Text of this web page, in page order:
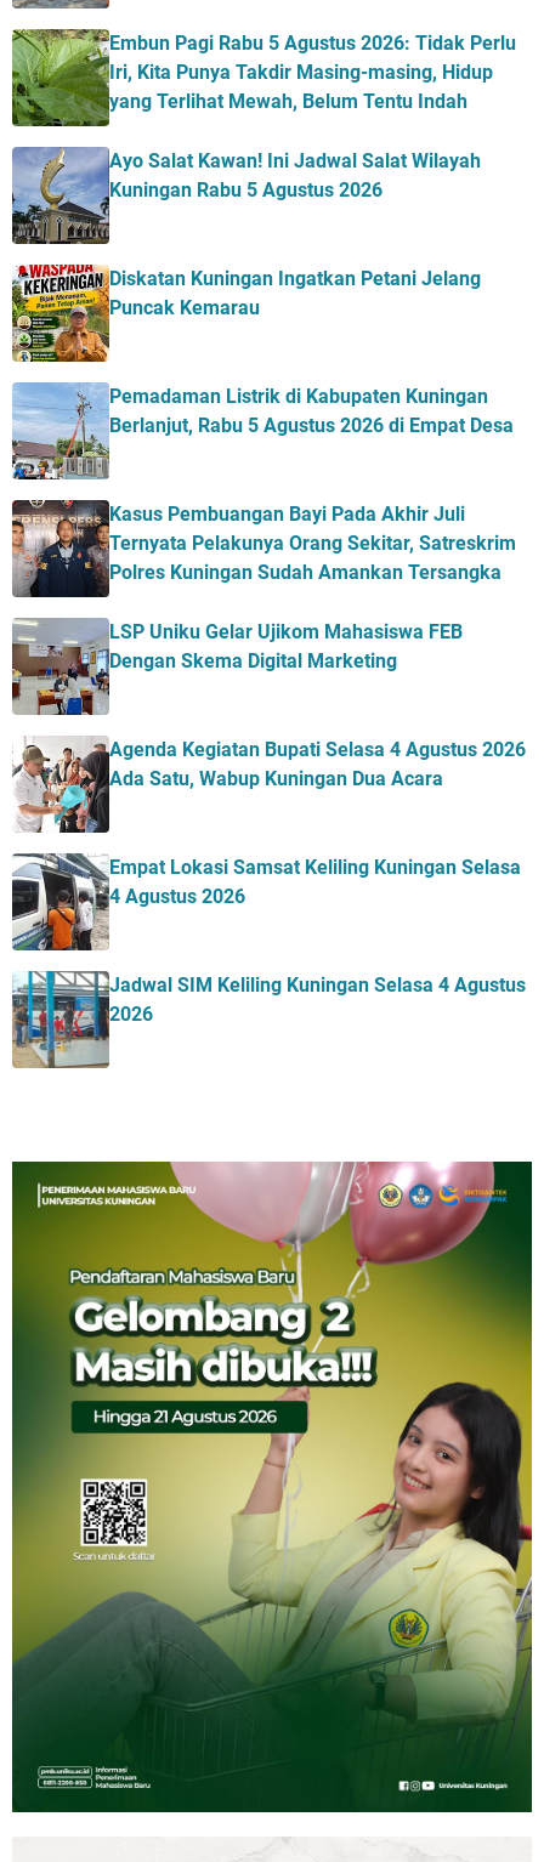
Embun Pagi Rabu 5 Agustus 2026: Tidak Perlu
Iri, Kita Punya Takdir Masing-masing, Hidup
yang Terlihat Mewah, Belum Tentu Indah
Ayo Salat Kawan! Ini Jadwal Salat Wilayah
Kuningan Rabu 5 Agustus 2026
Diskatan Kuningan Ingatkan Petani Jelang
Puncak Kemarau
Pemadaman Listrik di Kabupaten Kuningan
Berlanjut, Rabu 5 Agustus 2026 di Empat Desa
Kasus Pembuangan Bayi Pada Akhir Juli
Ternyata Pelakunya Orang Sekitar, Satreskrim
Polres Kuningan Sudah Amankan Tersangka
LSP Uniku Gelar Ujikom Mahasiswa FEB
Dengan Skema Digital Marketing
Agenda Kegiatan Bupati Selasa 4 Agustus 2026
Ada Satu, Wabup Kuningan Dua Acara
Empat Lokasi Samsat Keliling Kuningan Selasa
4 Agustus 2026
Jadwal SIM Keliling Kuningan Selasa 4 Agustus
2026